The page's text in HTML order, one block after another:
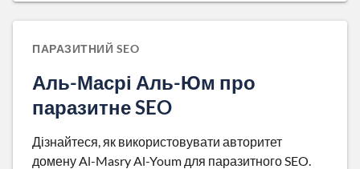
ПАРАЗИТНИЙ SEO
Аль-Масрі Аль-Юм про
паразитне SEO
Дізнайтеся, як використовувати авторитет
домену Al-Masry Al-Youm для паразитного SEO.